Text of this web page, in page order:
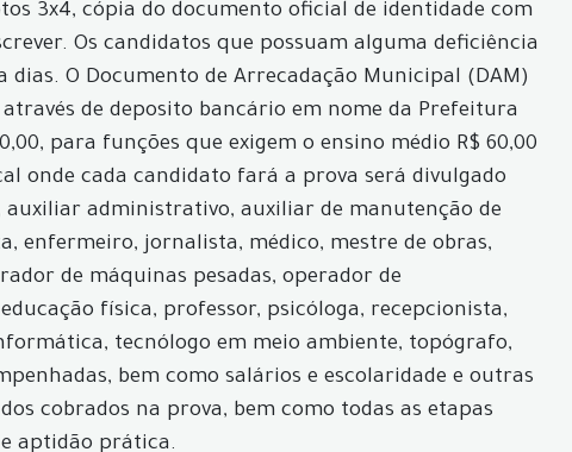
3x4, cópia do documento oficial de identidade com
Os candidatos que possuam alguma deficiência
O Documento de Arrecadação Municipal (DAM)
de deposito bancário em nome da Prefeitura
para funções que exigem o ensino médio R$ 60,00
onde cada candidato fará a prova será divulgado
auxiliar administrativo, auxiliar de manutenção de
enfermeiro, jornalista, médico, mestre de obras,
de máquinas pesadas, operador de
física, professor, psicóloga, recepcionista,
tecnólogo em meio ambiente, topógrafo,
bem como salários e escolaridade e outras
cobrados na prova, bem como todas as etapas
aptidão prática.